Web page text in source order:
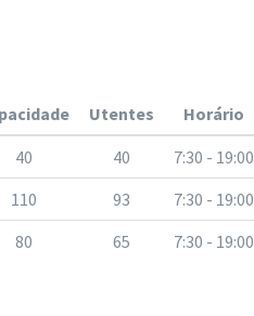
Utentes Horário
40 40 7:30 - 19:00
110 93 7:30 - 19:00
80 65 7:30 - 19:00